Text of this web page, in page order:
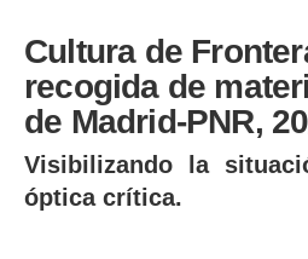
Cultura de
recogida de
de Madrid-PNR,
Visibilizando la
óptica crítica.